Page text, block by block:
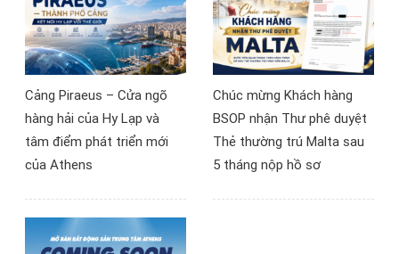
Cảng Piraeus – Cửa ngõ
hàng hải của Hy Lạp và
tâm điểm phát triển mới
của Athens
Chúc mừng Khách hàng
BSOP nhận Thư phê duyệt
Thẻ thường trú Malta sau
5 tháng nộp hồ sơ